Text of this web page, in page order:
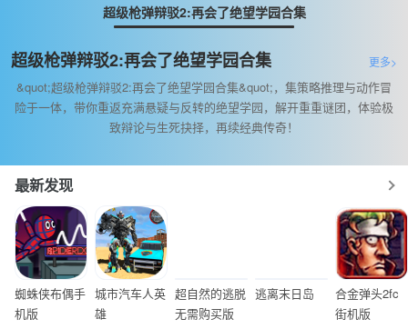
超级枪弹辩驳2:再会了绝望学园合集
超级枪弹辩驳2:再会了绝望学园合集 更多>
&quot;超级枪弹辩驳2:再会了绝望学园合集&quot;，集策略推理与动作冒
险于一体，带你重返充满悬疑与反转的绝望学园，解开重重谜团，体验极
致辩论与生死抉择，再续经典传奇！
最新发现
蜘蛛侠布偶手
机版
城市汽车人英
雄
超自然的逃脱
无需购买版
逃离末日岛
合金弹头2fc
街机版